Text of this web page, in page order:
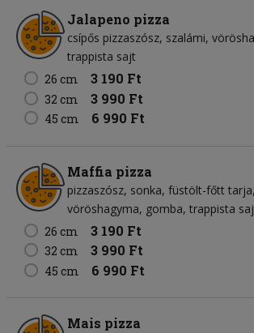
Jalapeno pizza
csípős pizzaszósz szalámi
trappista sajt
26 cm
3 190 Ft
32 cm 3 990 Ft
45 cm 6 990 Ft
Maffia pizza
pizzaszósz sonka füstölt-főtt tarja
vöröshagyma gomba trappista
26 cm
3 190 Ft
32 cm 3 990 Ft
45 cm 6 990 Ft
Mais pizza